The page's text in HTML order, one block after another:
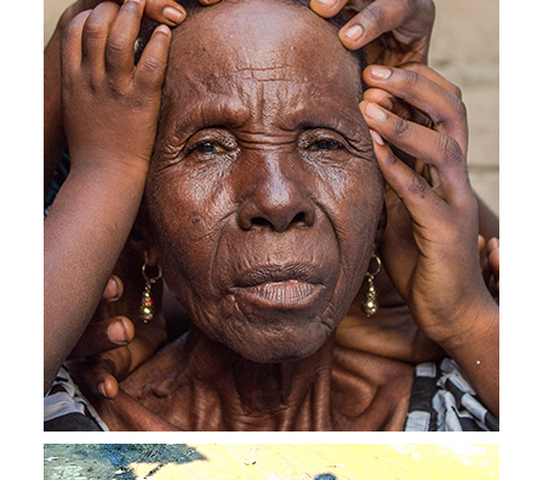
“Ces jeunes-là sont en train de faire l’atlas de la
réalité contemporaine. […] Il y a une acuité à
l’environnement qui est d’une lucidité et en même
temps d’une sensibilité incroyable.”
Chafik Gasmi
Architecte-Designer
Juré de l’édition “La Cité de demain”